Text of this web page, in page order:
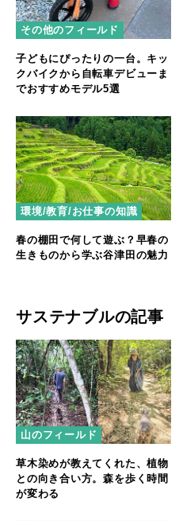
その他のフィールド
子どもにぴったりの一台。キッ
クバイクから自転車デビューま
でおすすめモデル5選
環境/教育/お仕事の知識
春の棚田で何して遊ぶ？早春の
生きものから学ぶ谷津田の魅力
サステナブルの記事
山のフィールド
草木染めが教えてくれた、植物
との向き合い方。森を歩く時間
が変わる